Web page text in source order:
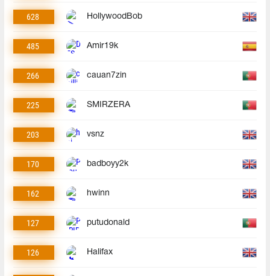
628 HollywoodBob
485 Amir19k
266 cauan7zin
225 SMIRZERA
203 vsnz
170 badboyy2k
162 hwinn
127 putudonald
126 Halifax